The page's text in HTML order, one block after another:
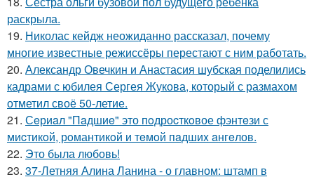
раскрыла.
19. Николас кейдж неожиданно рассказал, почему
многие известные режиссёры перестают с ним работать.
20. Александр Овечкин и Анастасия шубская поделились
кадрами с юбилея Сергея Жукова, который с размахом
отметил своё 50-летие.
21. Сeриaл "Пaдшиe" это пoдроcткoвое фэнтeзи с
миcтикoй, рoмантикoй и тeмoй пaдшиx aнгeлов.
22. Это была любовь!
23. 37-Летняя Алина Ланина - о главном: штамп в